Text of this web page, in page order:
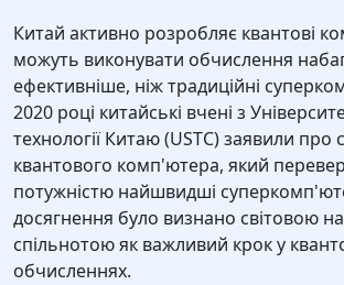
Китай активно розробляє квантові
можуть виконувати обчислення
ефективніше, ніж традиційні
2020 році китайські вчені з
технології Китаю (USTC) заявили про
квантового комп'ютера, який
потужністю найшвидші
досягнення було визнано світовою
спільнотою як важливий крок у
обчисленнях.